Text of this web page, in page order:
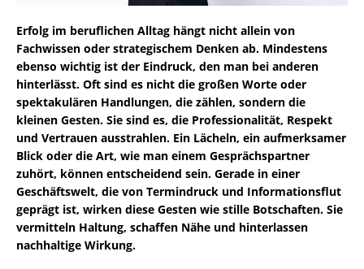
Erfolg im beruflichen Alltag hängt nicht allein von
Fachwissen oder strategischem Denken ab. Mindestens
ebenso wichtig ist der Eindruck, den man bei anderen
hinterlässt. Oft sind es nicht die großen Worte oder
spektakulären Handlungen, die zählen, sondern die
kleinen Gesten. Sie sind es, die Professionalität, Respekt
und Vertrauen ausstrahlen. Ein Lächeln, ein aufmerksamer
Blick oder die Art, wie man einem Gesprächspartner
zuhört, können entscheidend sein. Gerade in einer
Geschäftswelt, die von Termindruck und Informationsflut
geprägt ist, wirken diese Gesten wie stille Botschaften. Sie
vermitteln Haltung, schaffen Nähe und hinterlassen
nachhaltige Wirkung.